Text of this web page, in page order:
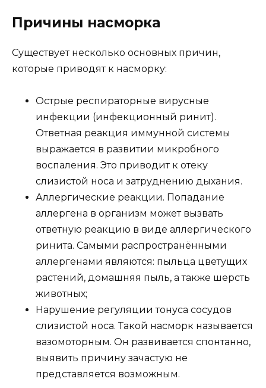
Причины насморка
Существует несколько основных причин,
которые приводят к насморку:
Острые респираторные вирусные
инфекции (инфекционный ринит).
Ответная реакция иммунной системы
выражается в развитии микробного
воспаления. Это приводит к отеку
слизистой носа и затруднению дыхания.
Аллергические реакции. Попадание
аллергена в организм может вызвать
ответную реакцию в виде аллергического
ринита. Самыми распространёнными
аллергенами являются: пыльца цветущих
растений, домашняя пыль, а также шерсть
животных;
Нарушение регуляции тонуса сосудов
слизистой носа. Такой насморк называется
вазомоторным. Он развивается спонтанно,
выявить причину зачастую не
представляется возможным.